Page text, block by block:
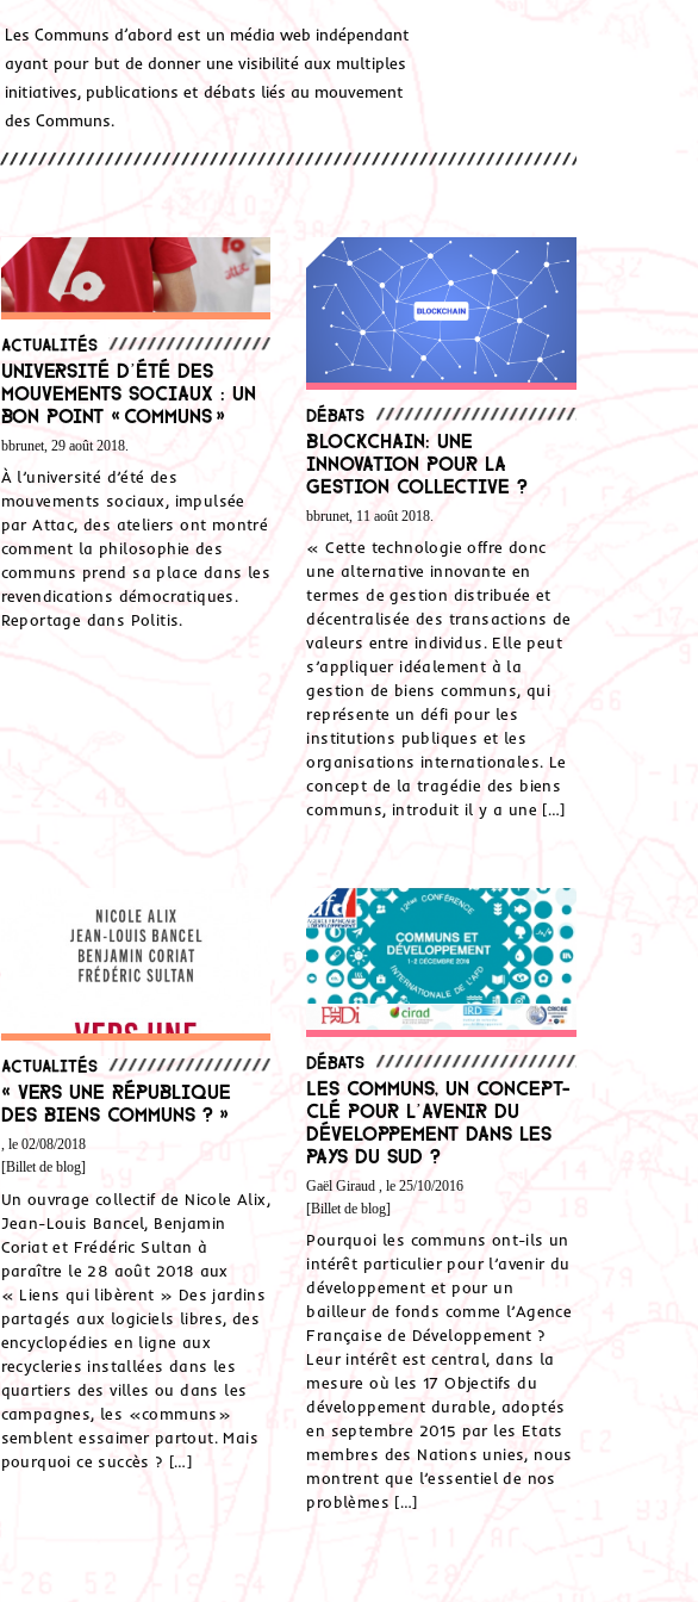
Les Communs d’abord est un média web indépendant
ayant pour but de donner une visibilité aux multiples
initiatives, publications et débats liés au mouvement
des Communs.
Actualités
Université d’été des
mouvements sociaux : un
bon point « communs »
bbrunet, 29 août 2018.
À l’université d’été des
mouvements sociaux, impulsée
par Attac, des ateliers ont montré
comment la philosophie des
communs prend sa place dans les
revendications démocratiques.
Reportage dans Politis.
Débats
Blockchain: une
innovation pour la
gestion collective ?
bbrunet, 11 août 2018.
« Cette technologie offre donc
une alternative innovante en
termes de gestion distribuée et
décentralisée des transactions de
valeurs entre individus. Elle peut
s’appliquer idéalement à la
gestion de biens communs, qui
représente un défi pour les
institutions publiques et les
organisations internationales. Le
concept de la tragédie des biens
communs, introduit il y a une […]
Actualités
« Vers une république
des biens communs ? »
, le 02/08/2018
[Billet de blog]
Un ouvrage collectif de Nicole Alix,
Jean-Louis Bancel, Benjamin
Coriat et Frédéric Sultan à
paraître le 28 août 2018 aux
« Liens qui libèrent » Des jardins
partagés aux logiciels libres, des
encyclopédies en ligne aux
recycleries installées dans les
quartiers des villes ou dans les
campagnes, les «communs»
semblent essaimer partout. Mais
pourquoi ce succès ? […]
Débats
Les communs, un concept-
clé pour l’avenir du
développement dans les
pays du sud ?
Gaël Giraud , le 25/10/2016
[Billet de blog]
Pourquoi les communs ont-ils un
intérêt particulier pour l’avenir du
développement et pour un
bailleur de fonds comme l’Agence
Française de Développement ?
Leur intérêt est central, dans la
mesure où les 17 Objectifs du
développement durable, adoptés
en septembre 2015 par les Etats
membres des Nations unies, nous
montrent que l’essentiel de nos
problèmes […]